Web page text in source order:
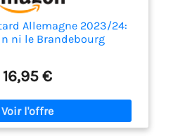
Allemagne 2023/24:
ni le Brandebourg
16,95 €